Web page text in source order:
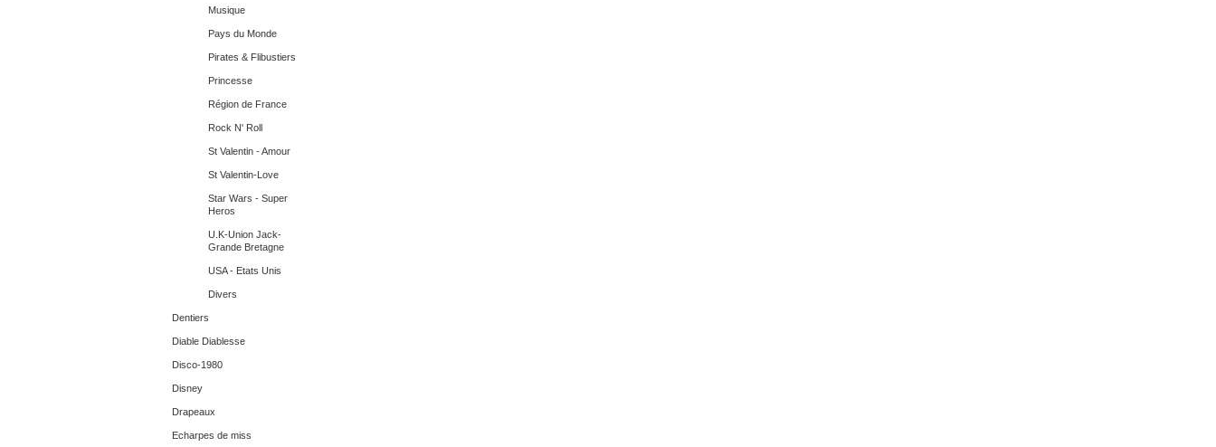
Musique
Pays du Monde
Pirates & Flibustiers
Princesse
Région de France
Rock N' Roll
St Valentin - Amour
St Valentin-Love
Star Wars - Super
Heros
U.K-Union Jack-
Grande Bretagne
USA - Etats Unis
Divers
Dentiers
Diable Diablesse
Disco-1980
Disney
Drapeaux
Echarpes de miss